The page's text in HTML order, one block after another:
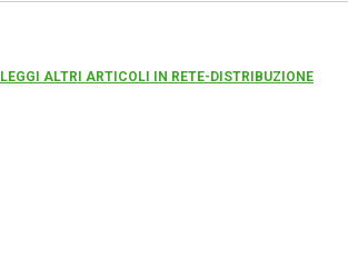
LEGGI ALTRI ARTICOLI IN RETE-DISTRIBUZIONE